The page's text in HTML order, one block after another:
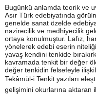
Bugünkü anlamda teorik ve
Asır Türk edebiyatında
genelde sanat özelde
nazirecilik ve medhiyecilik
ortaya konulmuştur. Lafız,
yönelerek edebi eserin
yavaş kendini tenkide
kavramada tenkit bir değer
değer tenkidin felsefeyle
Tekâmül-i Tenkit yazıları
gelişimini okurlarına aktaran